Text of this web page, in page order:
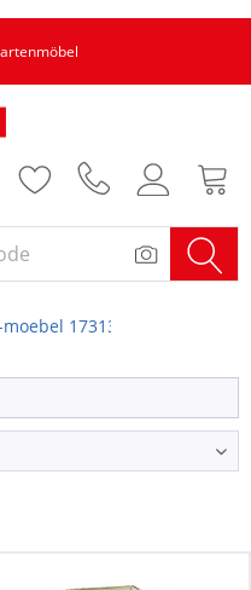
17313